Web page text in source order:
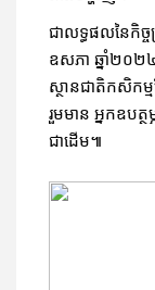
ជាលទ្ធផលនៃកិច្
ឧសភា ឆ្នាំ២០២៤
ស្ថានជាតិកសិក
រួមមាន អ្នកឧបត្ថ
ជាដើម៕